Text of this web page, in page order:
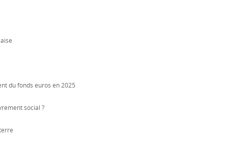
du fonds euros en 2025
social ?